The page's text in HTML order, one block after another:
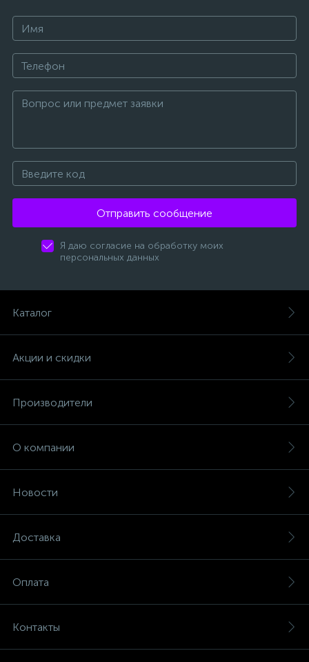
Отправить сообщение
Я даю согласие на обработку моих
персональных данных
Каталог
Акции и скидки
Производители
О компании
Новости
Доставка
Оплата
Контакты